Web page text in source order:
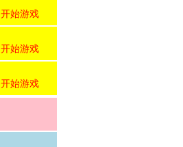
开始游戏
开始游戏
开始游戏